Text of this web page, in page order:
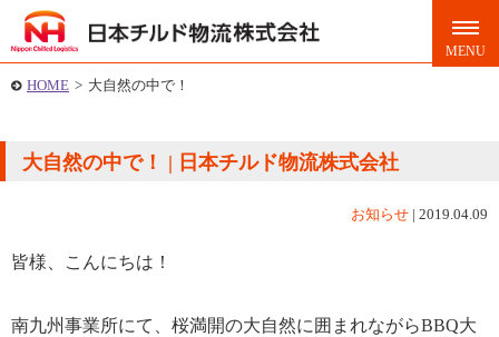
HOME > 大自然の中で！
大自然の中で！ | 日本チルド物流株式会社
お知らせ | 2019.04.09
皆様、こんにちは！
南九州事業所にて、桜満開の大自然に囲まれながらBBQ大